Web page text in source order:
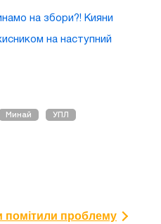
на збори?! Кияни
на наступний
Минай УПЛ
помітили проблему